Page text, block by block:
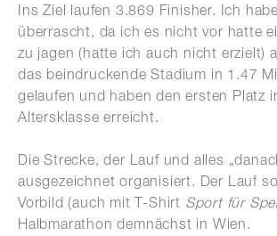
Ins Ziel laufen 3.869 Finisher. Ich
überrascht, da ich es nicht vor hatte
zu jagen (hatte ich auch nicht erzielt)
das beindruckende Stadium in 1.47
gelaufen und haben den ersten Platz
Altersklasse erreicht.
Die Strecke, der Lauf und alles
ausgezeichnet organisiert. Der Lauf
Vorbild (auch mit T-Shirt Sport für
Halbmarathon demnächst in Wien.